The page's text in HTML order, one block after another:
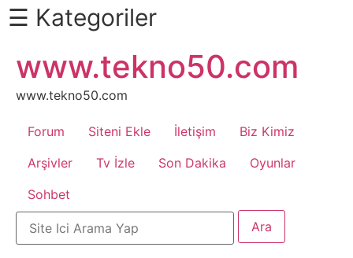
Daha
Fazlası
İçin
Kaydır
Android
Apk
Arabalar
☰ Kategoriler
atla
www.tekno50.com
www.tekno50.com
Forum Siteni Ekle İletişim
Biz Kimiz
Arşivler
Tv İzle Son Dakika
Oyunlar
Sohbet